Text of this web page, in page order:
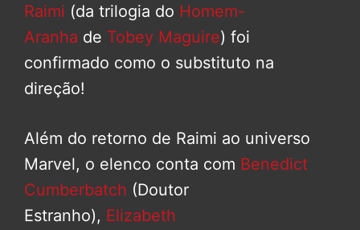
Raimi (da trilogia do Homem-
Aranha de Tobey Maguire) foi
confirmado como o substituto na
direção!
Além do retorno de Raimi ao universo
Marvel, o elenco conta com Benedict
Cumberbatch (Doutor
Estranho), Elizabeth